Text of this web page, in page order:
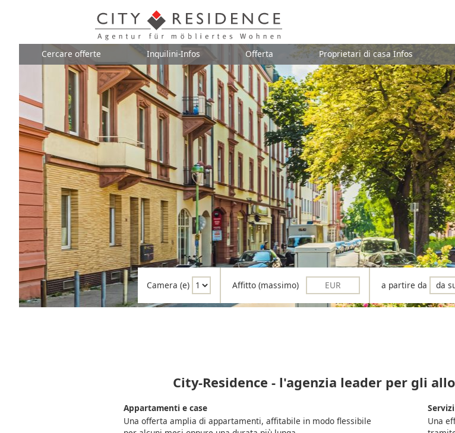
Cercare offerte Inquilini-Infos Offerta Proprietari di casa Infos
Camera (e) Affitto (massimo) a partire da
City-Residence - l'agenzia leader per gli
Appartamenti e case
Una offerta amplia di appartamenti, affitabile in modo flessibile
Una